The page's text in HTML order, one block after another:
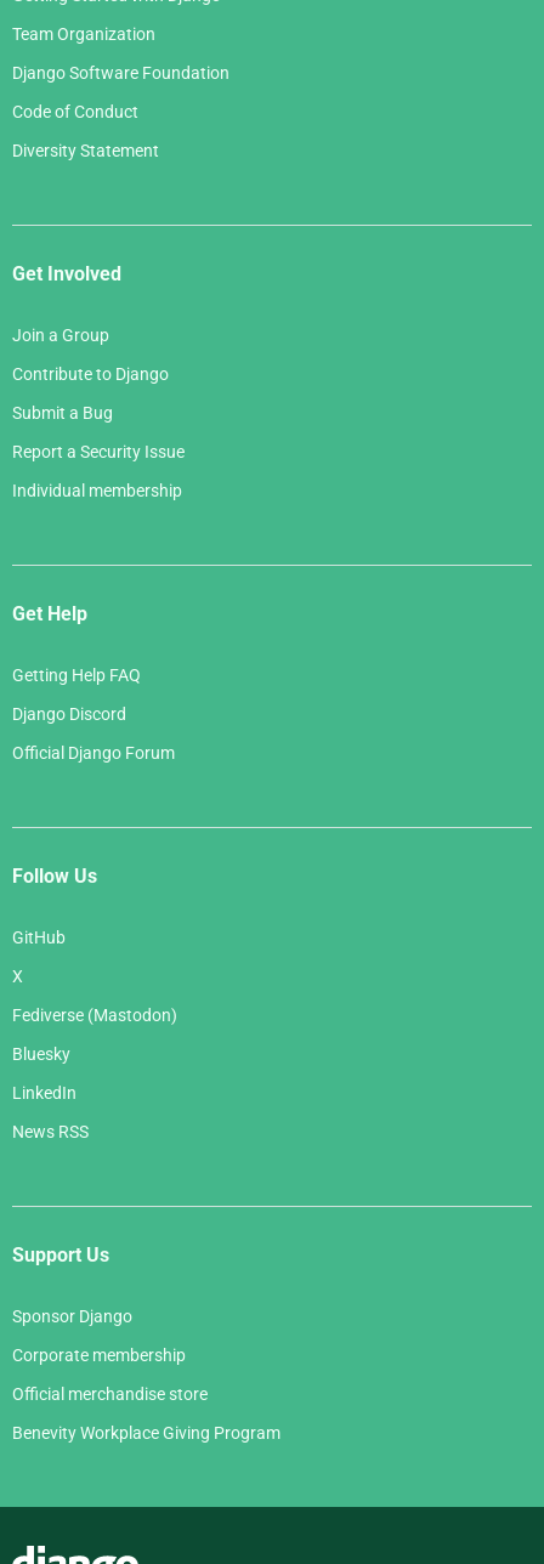
Team Organization
Django Software Foundation
Code of Conduct
Diversity Statement
Get Involved
Join a Group
Contribute to Django
Submit a Bug
Report a Security Issue
Individual membership
Get Help
Getting Help FAQ
Django Discord
Official Django Forum
Follow Us
GitHub
X
Fediverse (Mastodon)
Bluesky
LinkedIn
News RSS
Support Us
Sponsor Django
Corporate membership
Official merchandise store
Benevity Workplace Giving Program